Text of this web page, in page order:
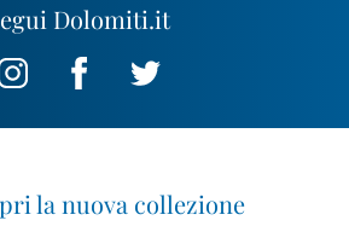
Dolomiti.it
la nuova collezione